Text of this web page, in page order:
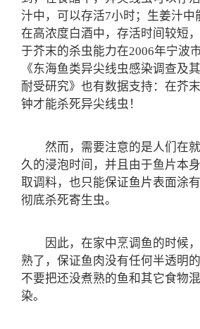
汁中，可以存活7小时；生姜汁中
在高浓度白酒中，存活时间较短
于芥末的杀虫能力在2006年宁波
《东海鱼类异尖线虫感染调查及
耐受研究》也有数据支持：在芥
钟才能杀死异尖线虫！
然而，需要注意的是人们在就
久的浸泡时间，并且由于鱼片本
取调料，也只能保证鱼片表面涂
彻底杀死寄生虫。
因此，在家中烹调鱼的时候，
熟了，保证鱼肉没有任何半透明
不要把还没煮熟的鱼和其它食物
染。